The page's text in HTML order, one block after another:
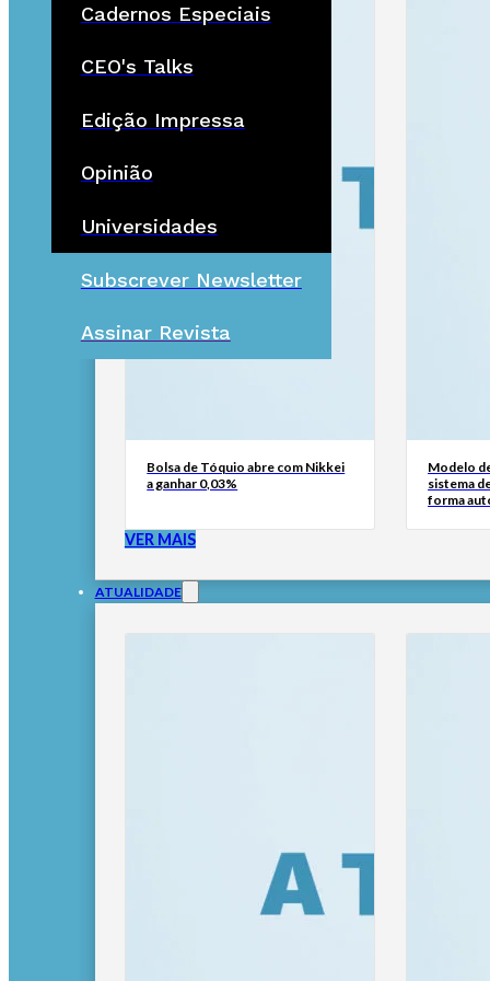
Cadernos Especiais
CEO's Talks
Edição Impressa
Opinião
Universidades
Subscrever Newsletter
Assinar Revista
Bolsa de Tóquio abre com Nikkei
a ganhar 0,03%
Modelo
sistema
forma
VER MAIS
ATUALIDADE